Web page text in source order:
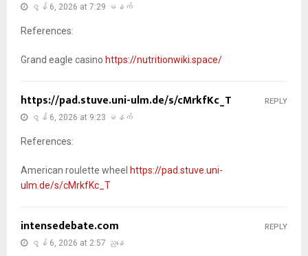
ဇွန် 6, 2026 at 7:29 မနက်
References:
Grand eagle casino https://nutritionwiki.space/
https://pad.stuve.uni-ulm.de/s/cMrkfKc_T
ဇွန် 6, 2026 at 9:23 မနက်
References:
American roulette wheel https://pad.stuve.uni-
ulm.de/s/cMrkfKc_T
REPLY
intensedebate.com
ဇွန် 6, 2026 at 2:57 ညနေ
REPLY